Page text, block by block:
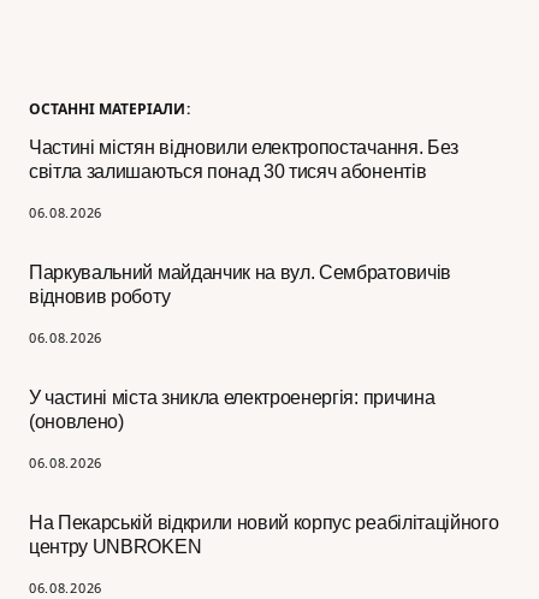
ОСТАННІ МАТЕРІАЛИ:
Частині містян відновили електропостачання. Без
світла залишаються понад 30 тисяч абонентів
06.08.2026
Паркувальний майданчик на вул. Сембратовичів
відновив роботу
06.08.2026
У частині міста зникла електроенергія: причина
(оновлено)
06.08.2026
На Пекарській відкрили новий корпус реабілітаційного
центру UNBROKEN
06.08.2026